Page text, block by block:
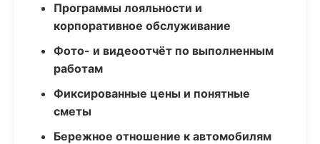
Программы лояльности и
корпоративное обслуживание
Фото- и видеоотчёт по выполненным
работам
Фиксированные цены и понятные
сметы
Бережное отношение к автомобилям